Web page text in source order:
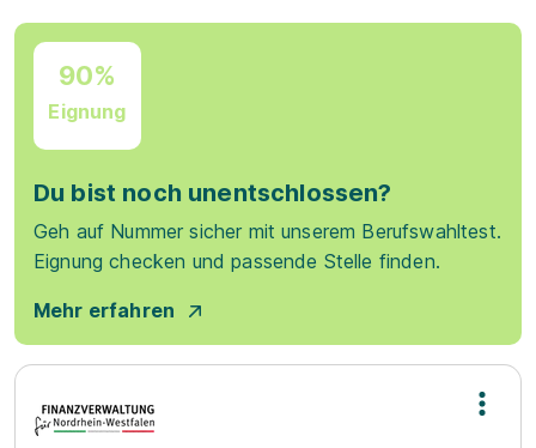
90%
Eignung
Du bist noch unentschlossen?
Geh auf Nummer sicher mit unserem Berufswahltest.
Eignung checken und passende Stelle finden.
Mehr erfahren